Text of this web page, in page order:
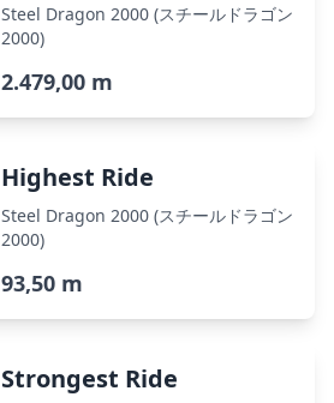
Steel Dragon 2000 (スチールドラゴン
2000)
2.479,00 m
Highest Ride
Steel Dragon 2000 (スチールドラゴン
2000)
93,50 m
Strongest Ride